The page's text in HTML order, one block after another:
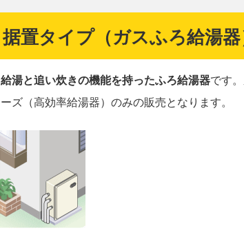
据置タイプ（ガスふろ給湯器
給湯と追い炊きの機能を持ったふろ給湯器です
ーズ（高効率給湯器）のみの販売となります。